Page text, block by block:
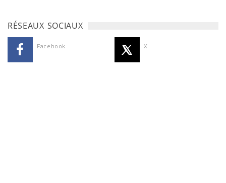
RÉSEAUX SOCIAUX
Facebook X